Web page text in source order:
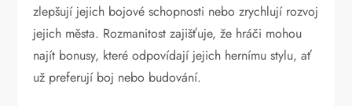
zlepšují jejich bojové schopnosti nebo zrychlují rozvoj
jejich města. Rozmanitost zajišťuje, že hráči mohou
najít bonusy, které odpovídají jejich hernímu stylu, ať
už preferují boj nebo budování.